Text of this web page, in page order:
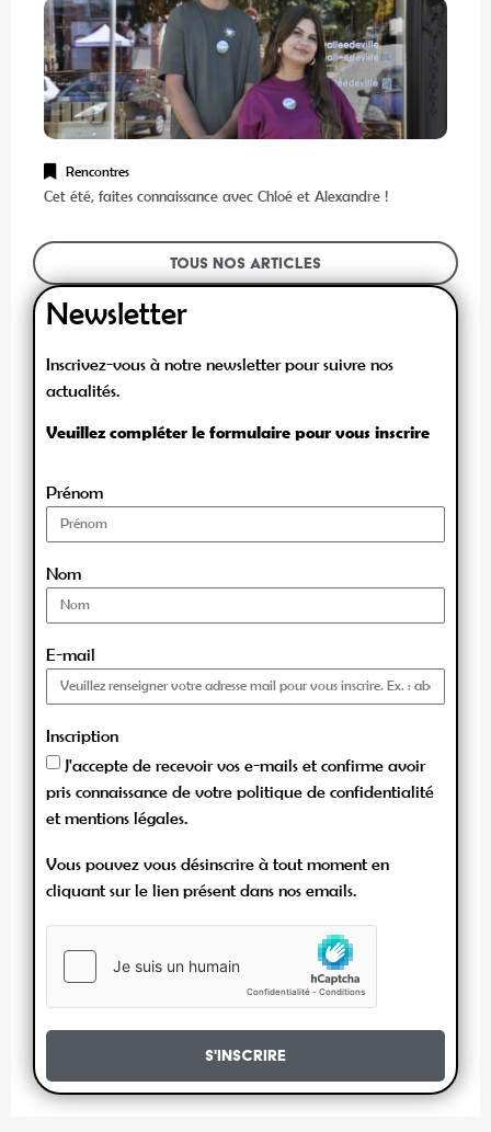
Rencontres
Cet été, faites connaissance avec Chloé et Alexandre !
Tous nos articles
Newsletter
Inscrivez-vous à notre newsletter pour suivre nos
actualités.
Veuillez compléter le formulaire pour vous inscrire
Prénom
Nom
E-mail
Inscription
J'accepte de recevoir vos e-mails et confirme avoir
pris connaissance de votre politique de confidentialité
et mentions légales.
Vous pouvez vous désinscrire à tout moment en
cliquant sur le lien présent dans nos emails.
S'inscrire